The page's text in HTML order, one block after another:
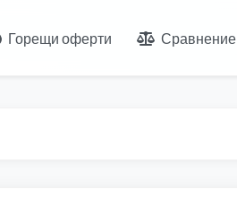
Горещи оферти Сравнение